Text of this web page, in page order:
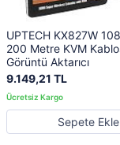
UPTECH KX827W
200 Metre KVM
Görüntü Aktarıcı
9.149,21 TL
Sepete Ekle